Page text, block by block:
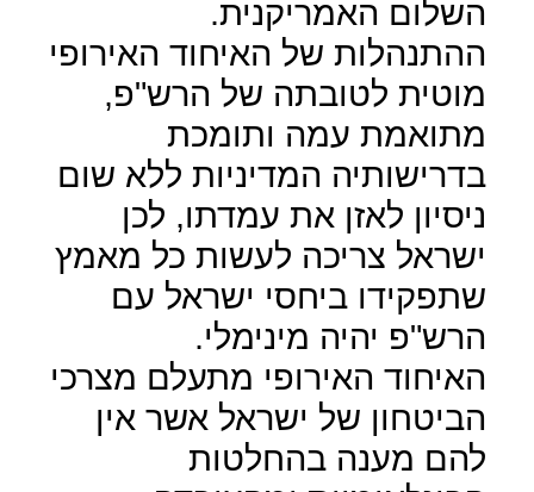
השלום האמריקנית.
ההתנהלות של האיחוד האירופי
מוטית לטובתה של הרש"פ,
מתואמת עמה ותומכת
בדרישותיה המדיניות ללא שום
ניסיון לאזן את עמדתו, לכן
ישראל צריכה לעשות כל מאמץ
שתפקידו ביחסי ישראל עם
הרש"פ יהיה מינימלי.
האיחוד האירופי מתעלם מצרכי
הביטחון של ישראל אשר אין
להם מענה בהחלטות